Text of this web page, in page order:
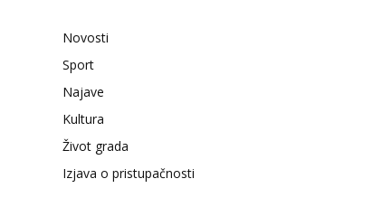
Novosti
Sport
Najave
Kultura
Život grada
Izjava o pristupačnosti